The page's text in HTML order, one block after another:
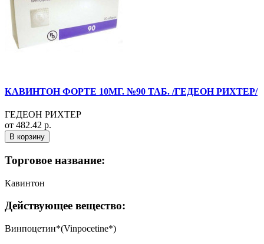
КАВИНТОН ФОРТЕ 10МГ. №90 ТАБ. /ГЕДЕОН РИХТЕР/
ГЕДЕОН РИХТЕР
от 482.42 р.
В корзину
Торговое название:
Кавинтон
Действующее вещество:
Винпоцетин*(Vinpocetine*)